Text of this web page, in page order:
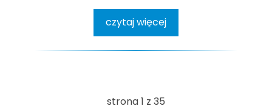
czytaj więcej
strona 1 z 35